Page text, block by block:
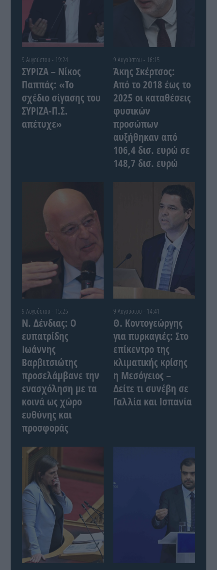
9 Αυγούστου - 19:24
ΣΥΡΙΖΑ – Νίκος
Παππάς: «Το
σχέδιο σίγασης του
ΣΥΡΙΖΑ-Π.Σ.
απέτυχε»
9 Αυγούστου - 16:15
Άκης Σκέρτσος:
Από το 2018 έως το
2025 οι καταθέσεις
φυσικών
προσώπων
αυξήθηκαν από
106,4 δισ. ευρώ σε
148,7 δισ. ευρώ
9 Αυγούστου - 15:25
Ν. Δένδιας: Ο
ευπατρίδης
Ιωάννης
Βαρβιτσιώτης
προσελάμβανε την
ενασχόληση με τα
κοινά ως χώρο
ευθύνης και
προσφοράς
9 Αυγούστου - 14:41
Θ. Κοντογεώργης
για πυρκαγιές: Στο
επίκεντρο της
κλιματικής κρίσης
η Μεσόγειος –
Δείτε τι συνέβη σε
Γαλλία και Ισπανία